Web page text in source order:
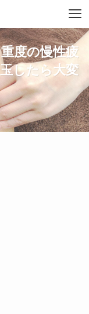
度の慢性疲
したら大変